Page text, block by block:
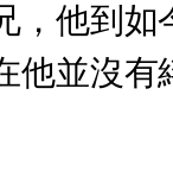
，他到如
並沒有